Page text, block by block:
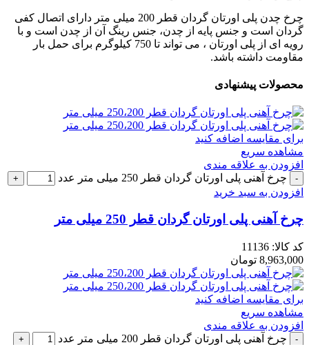
چرخ چدن پلی اورتان گردان قطر 200 میلی متر دارای اتصال کفی
گردان است و جنس پایه از چدن، جنس رینگ آن از چدن است و با
رویه ای از پلی اورتان ، می تواند تا 750 کیلوگرم برای حمل بار
مقاومت داشته باشد.
محصولات پیشنهادی
برای مقایسه اضافه کنید
مشاهده سریع
افزودن به علاقه مندی
چرخ آهنی پلی اورتان گردان قطر 250 میلی متر عدد
افزودن به سبد خرید
چرخ آهنی پلی اورتان گردان قطر 250 میلی متر
کد کالا: 11136
8,963,000 تومان
برای مقایسه اضافه کنید
مشاهده سریع
افزودن به علاقه مندی
چرخ آهنی پلی اورتان گردان قطر 200 میلی متر عدد